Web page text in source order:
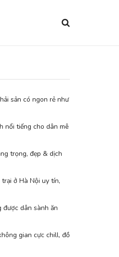
sản có ngon rẻ như
nổi tiếng cho dân mê
trọng, đẹp & dịch
ở Hà Nội uy tín,
được dân sành ăn
gian cực chill, đồ